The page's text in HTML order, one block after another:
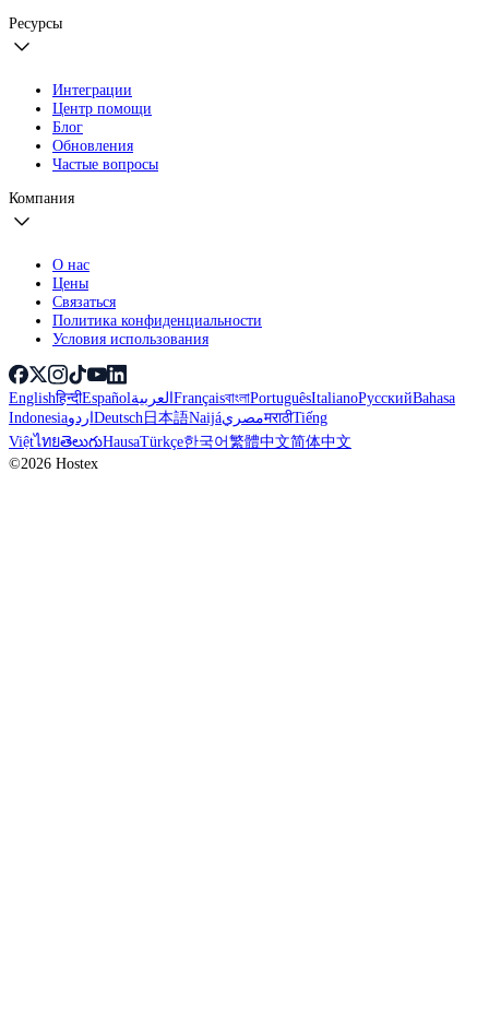
Ресурсы
Интеграции
Центр помощи
Блог
Обновления
Частые вопросы
Компания
О нас
Цены
Связаться
Политика конфиденциальности
Условия использования
Englishहिन्दीEspañolالعربيةFrançaisবাংলাPortuguêsItalianoРусскийBahasa
IndonesiaاردوDeutsch日本語NaijáمصريमराठीTiếng
ViệtไทยతెలుగుHausaTürkçe한국어繁體中文简体中文
©2026 Hostex